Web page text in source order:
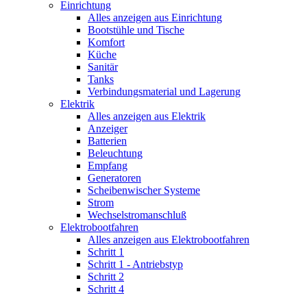
Einrichtung
Alles anzeigen aus Einrichtung
Bootstühle und Tische
Komfort
Küche
Sanitär
Tanks
Verbindungsmaterial und Lagerung
Elektrik
Alles anzeigen aus Elektrik
Anzeiger
Batterien
Beleuchtung
Empfang
Generatoren
Scheibenwischer Systeme
Strom
Wechselstromanschluß
Elektrobootfahren
Alles anzeigen aus Elektrobootfahren
Schritt 1
Schritt 1 - Antriebstyp
Schritt 2
Schritt 4